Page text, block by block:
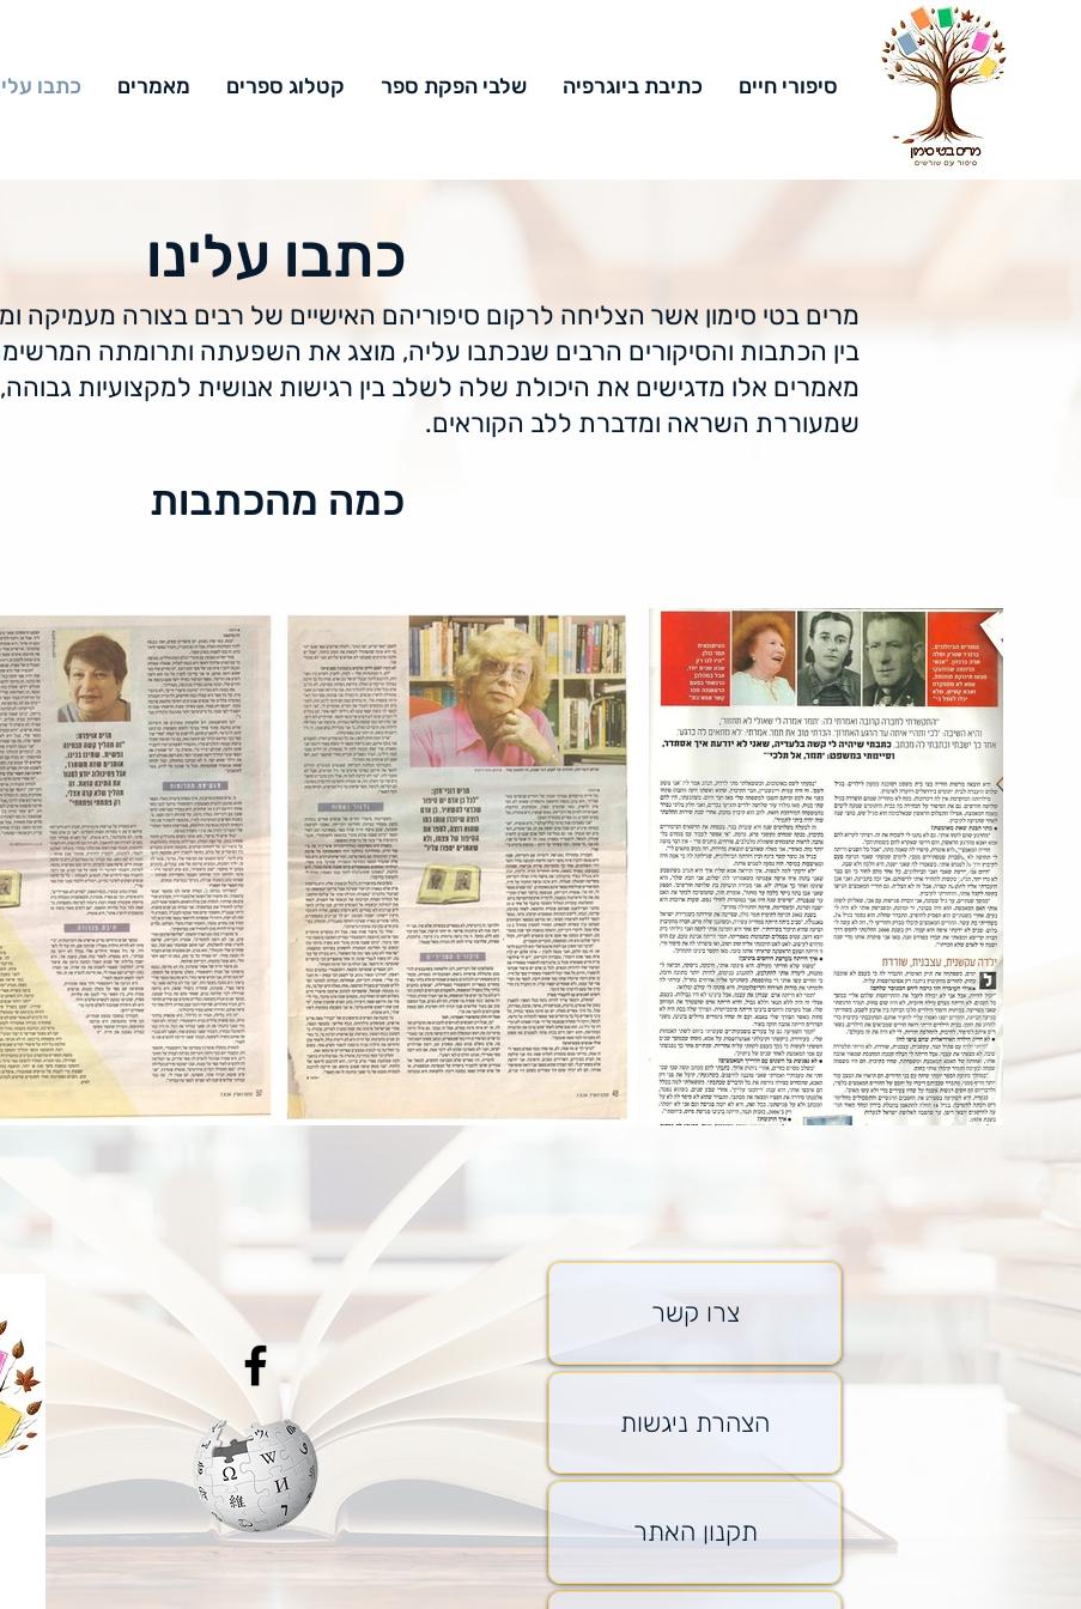
סיפורי חיים כתיבת ביוגרפיה שלבי הפקת ספר קטלוג ספרים מאמרים כתבו
כתבו עלינו
מרים בטי סימון אשר הצליחה לרקום סיפוריהם האישיים של רבים בצורה מעמיקה
בין הכתבות והסיקורים הרבים שנכתבו עליה, מוצג את השפעתה ותרומתה
מאמרים אלו מדגישים את היכולת שלה לשלב בין רגישות אנושית למקצועיות גבוהה,
שמעוררת השראה ומדברת ללב הקוראים.
כמה מהכתבות
צרו קשר
הצהרת ניגשות
תקנון האתר